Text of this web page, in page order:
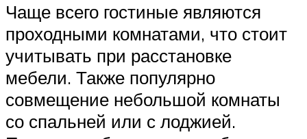
Чаще всего гостиные являются
проходными комнатами, что стоит
учитывать при расстановке
мебели. Также популярно
совмещение небольшой комнаты
со спальней или с лоджией.